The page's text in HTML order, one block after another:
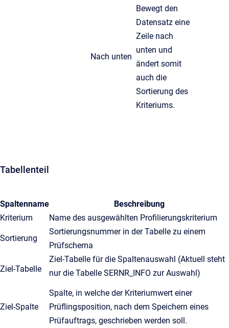
Nach unten
Bewegt den
Datensatz eine
Zeile nach
unten und
ändert somit
auch die
Sortierung des
Kriteriums.
Tabellenteil
Spaltenname
Beschreibung
Kriterium
Name des ausgewählten Profilierungskriterium
Sortierung
Sortierungsnummer in der Tabelle zu einem
Prüfschema
Ziel-Tabelle
Ziel-Tabelle für die Spaltenauswahl (Aktuell steht
nur die Tabelle SERNR_INFO zur Auswahl)
Ziel-Spalte
Spalte, in welche der Kriteriumwert einer
Prüflingsposition, nach dem Speichern eines
Prüfauftrags, geschrieben werden soll.